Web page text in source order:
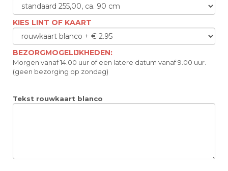
KIES LINT OF KAART
BEZORGMOGELIJKHEDEN:
Morgen vanaf 14.00 uur of een latere datum vanaf 9.00 uur.
(geen bezorging op zondag)
Tekst rouwkaart blanco